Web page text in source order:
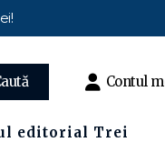
Contul
editorial Trei